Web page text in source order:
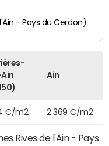
- Pays du Cerdon)
Ain
€/m2 2 369 €/m2
Rives de l'Ain - Pays